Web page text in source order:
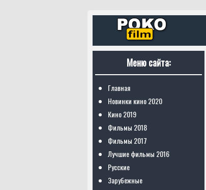
Меню сайта:
Главная
Новинки кино 2020
Кино 2019
Фильмы 2018
Фильмы 2017
Лучшие фильмы 2016
Русские
Зарубежные